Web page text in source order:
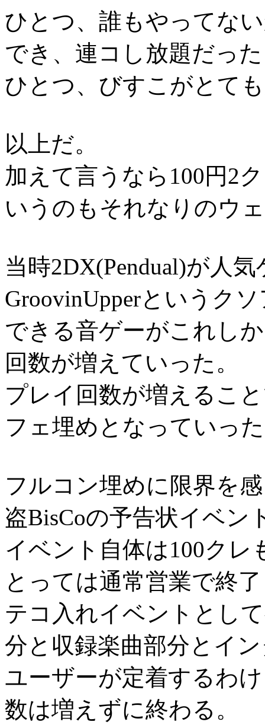
ひとつ、誰もやってな
でき、連コし放題だっ
ひとつ、びすこがとて
以上だ。
加えて言うなら100円2
いうのもそれなりのウ
当時2DX(Pendual)が人
GroovinUpperというク
できる音ゲーがこれし
回数が増えていった。
プレイ回数が増えるこ
フェ埋めとなっていっ
フルコン埋めに限界を
盗BisCoの予告状イベン
イベント自体は100ク
とっては通常営業で終
テコ入れイベントとし
分と収録楽曲部分とイ
ユーザーが定着するわ
数は増えずに終わる。